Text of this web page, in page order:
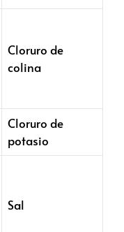
Cloruro de
colina
Cloruro de
potasio
Sal